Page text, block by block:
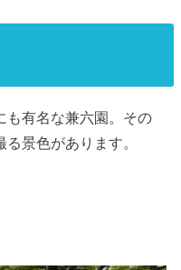
も有名な兼六園。その
景色があります。